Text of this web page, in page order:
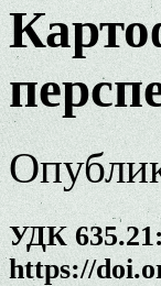
УДК
https://